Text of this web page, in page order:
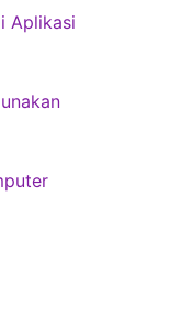
Aplikasi